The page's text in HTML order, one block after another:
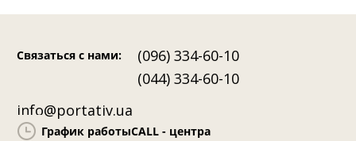
Связаться с нами:
(096) 334-60-10
(044) 334-60-10
info@portativ.ua
График работыCALL - центра